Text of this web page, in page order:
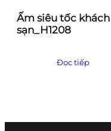
Ấm siêu tốc khách
sạn_H1208
Đọc tiếp